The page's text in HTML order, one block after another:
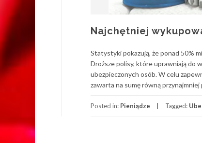
Najchętniej
Statystyki pokazują, że ponad 50%
Droższe polisy, które uprawniają do
ubezpieczonych osób. W celu
zawarta na sumę równą
Posted in: Pieniądze Tagged: